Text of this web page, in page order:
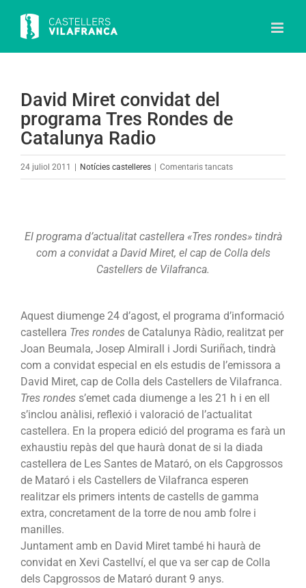
content
David Miret convidat del
programa Tres Rondes de
Catalunya Radio
24 juliol 2011 Notícies castelleres Comentaris tancatsa
del
programa
Catalunya
Radio
El programa d’actualitat castellera «Tres rondes» tindrà
com a convidat a David Miret, el cap de Colla dels
Castellers de Vilafranca.
Aquest diumenge 24 d’agost, el programa d’informació
castellera Tres rondes de Catalunya Ràdio, realitzat per
Joan Beumala, Josep Almirall i Jordi Suriñach, tindrà
com a convidat especial en els estudis de l’emissora a
David Miret, cap de Colla dels Castellers de Vilafranca.
Tres rondes s’emet cada diumenge a les 21 h i en ell
s’inclou anàlisi, reflexió i valoració de l’actualitat
castellera. En la propera edició del programa es farà un
exhaustiu repàs del que haurà donat de si la diada
castellera de Les Santes de Mataró, on els Capgrossos
de Mataró i els Castellers de Vilafranca esperen
realitzar els primers intents de castells de gamma
extra, concretament de la torre de nou amb folre i
manilles.
Juntament amb en David Miret també hi haurà de
convidat en Xevi Castellví, el que va ser cap de Colla
dels Capgrossos de Mataró durant 9 anys.